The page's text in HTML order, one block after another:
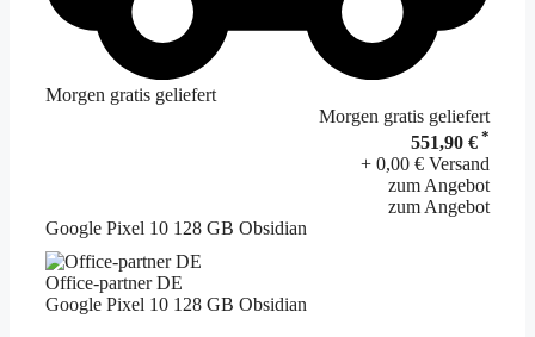
Morgen gratis geliefert
Morgen gratis geliefert
551,90 € *
+ 0,00 € Versand
zum Angebot
zum Angebot
Google Pixel 10 128 GB Obsidian
Office-partner DE
Google Pixel 10 128 GB Obsidian